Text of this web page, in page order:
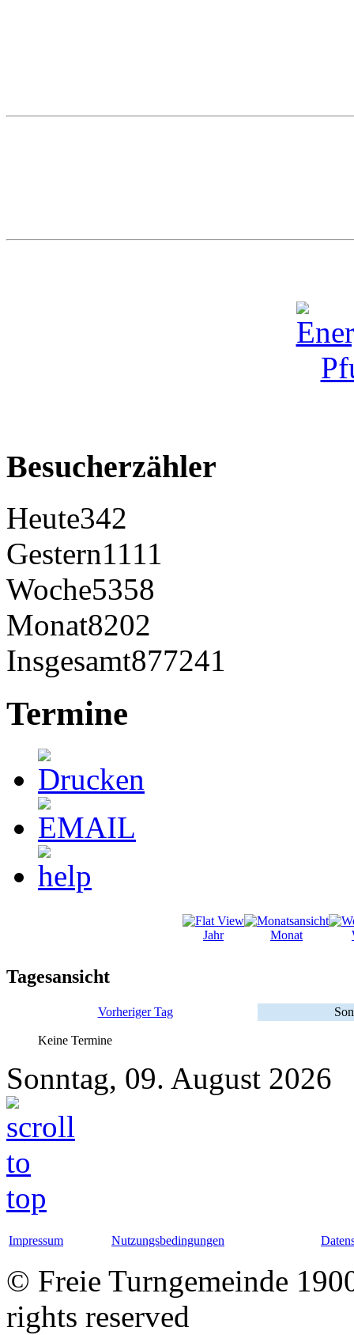
Besucherzähler
Heute342
Gestern1111
Woche5358
Monat8202
Insgesamt877241
Termine
Jahr Monat
Tagesansicht
Vorheriger Tag
Keine Termine
Sonntag, 09. August 2026
Impressum Nutzungsbedingungen
© Freie Turngemeinde
rights reserved